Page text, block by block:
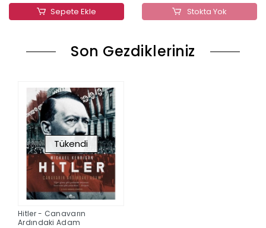
Sepete Ekle Stokta Yok
Son Gezdikleriniz
Tükendi
Hitler - Canavarın
Ardındaki Adam